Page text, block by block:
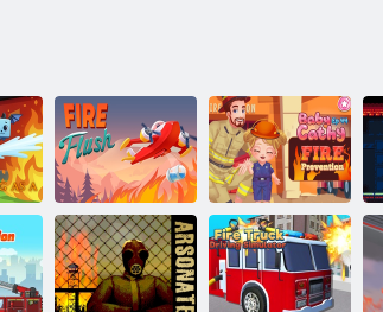
Вогневий
спалах
Baby Katie
Episode 44: Fire
Security